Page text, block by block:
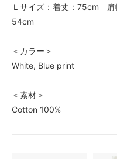
Ｌサイズ：着丈：75cm
54cm
＜カラー＞
White, Blue print
＜素材＞
Cotton 100%